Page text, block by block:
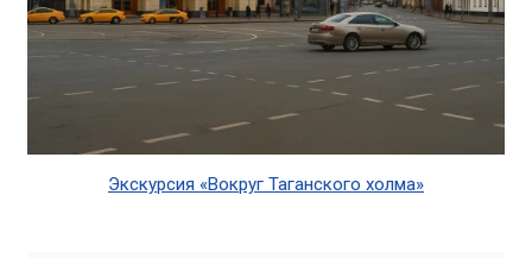
Экскурсия «Вокруг Таганского холма»